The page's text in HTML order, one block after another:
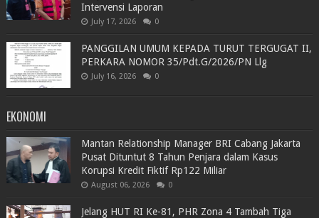
Intervensi Laporan
July 17, 2026 0
PANGGILAN UMUM KEPADA TURUT TERGUGAT II,
PERKARA NOMOR 35/Pdt.G/2026/PN Llg
July 16, 2026 0
EKONOMI
Mantan Relationship Manager BRI Cabang Jakarta
Pusat Dituntut 8 Tahun Penjara dalam Kasus
Korupsi Kredit Fiktif Rp122 Miliar
August 06, 2026 0
Jelang HUT RI Ke-81, PHR Zona 4 Tambah Tiga